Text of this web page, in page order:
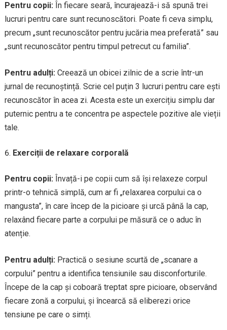
Pentru copii: În fiecare seară, încurajează-i să spună trei
lucruri pentru care sunt recunoscători. Poate fi ceva simplu,
precum „sunt recunoscător pentru jucăria mea preferată” sau
„sunt recunoscător pentru timpul petrecut cu familia”.
Pentru adulți: Creează un obicei zilnic de a scrie într-un
jurnal de recunoștință. Scrie cel puțin 3 lucruri pentru care ești
recunoscător în acea zi. Acesta este un exercițiu simplu dar
puternic pentru a te concentra pe aspectele pozitive ale vieții
tale.
Exerciții de relaxare corporală
Pentru copii: Învață-i pe copii cum să își relaxeze corpul
printr-o tehnică simplă, cum ar fi „relaxarea corpului ca o
mangusta”, în care încep de la picioare și urcă până la cap,
relaxând fiecare parte a corpului pe măsură ce o aduc în
atenție.
Pentru adulți: Practică o sesiune scurtă de „scanare a
corpului” pentru a identifica tensiunile sau disconforturile.
Începe de la cap și coboară treptat spre picioare, observând
fiecare zonă a corpului, și încearcă să eliberezi orice
tensiune pe care o simți.